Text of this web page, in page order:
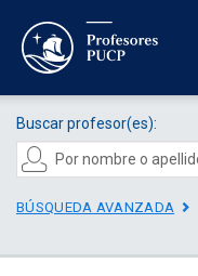
Buscar profesor(es):
BÚSQUEDA AVANZADA